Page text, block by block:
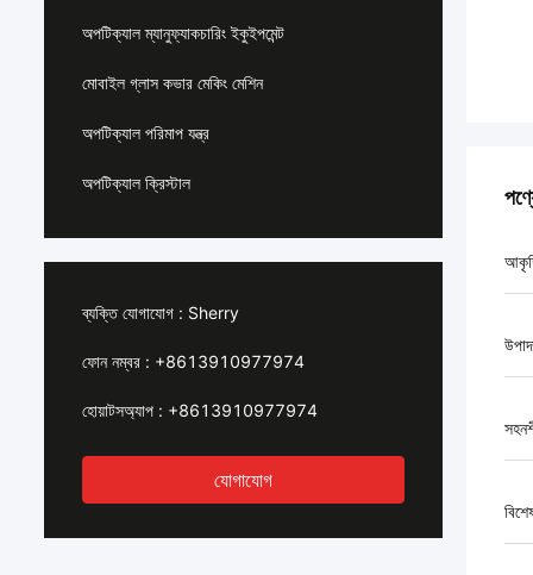
অপটিক্যাল ম্যানুফ্যাকচারিং ইকুইপমেন্ট
মোবাইল গ্লাস কভার মেকিং মেশিন
অপটিক্যাল পরিমাপ যন্ত্র
অপটিক্যাল ক্রিস্টাল
ব্যক্তি যোগাযোগ : Sherry
ফোন নম্বর : +8613910977974
হোয়াটসঅ্যাপ : +8613910977974
যোগাযোগ